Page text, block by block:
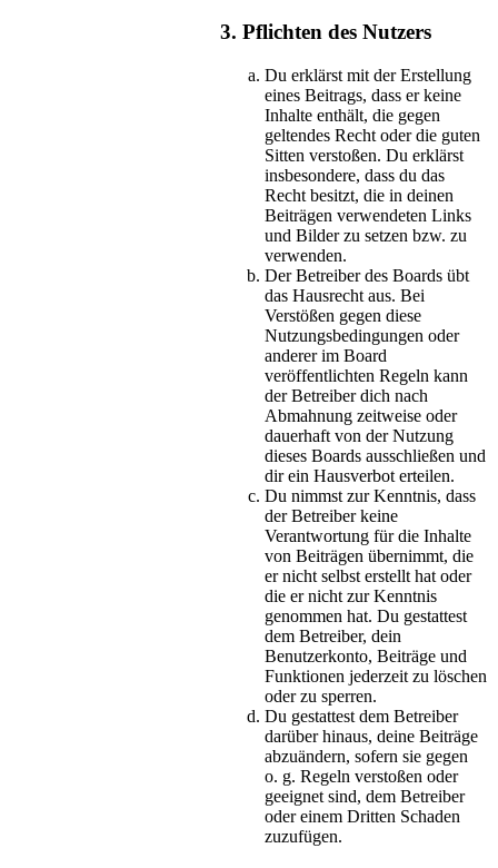
3. Pflichten des Nutzers
Du erklärst mit der Erstellung
eines Beitrags, dass er keine
Inhalte enthält, die gegen
geltendes Recht oder die guten
Sitten verstoßen. Du erklärst
insbesondere, dass du das
Recht besitzt, die in deinen
Beiträgen verwendeten Links
und Bilder zu setzen bzw. zu
verwenden.
Der Betreiber des Boards übt
das Hausrecht aus. Bei
Verstößen gegen diese
Nutzungsbedingungen oder
anderer im Board
veröffentlichten Regeln kann
der Betreiber dich nach
Abmahnung zeitweise oder
dauerhaft von der Nutzung
dieses Boards ausschließen und
dir ein Hausverbot erteilen.
Du nimmst zur Kenntnis, dass
der Betreiber keine
Verantwortung für die Inhalte
von Beiträgen übernimmt, die
er nicht selbst erstellt hat oder
die er nicht zur Kenntnis
genommen hat. Du gestattest
dem Betreiber, dein
Benutzerkonto, Beiträge und
Funktionen jederzeit zu löschen
oder zu sperren.
Du gestattest dem Betreiber
darüber hinaus, deine Beiträge
abzuändern, sofern sie gegen
o. g. Regeln verstoßen oder
geeignet sind, dem Betreiber
oder einem Dritten Schaden
zuzufügen.